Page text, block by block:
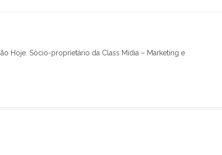
Hoje. Sócio-proprietário da Class Mídia – Marketing e